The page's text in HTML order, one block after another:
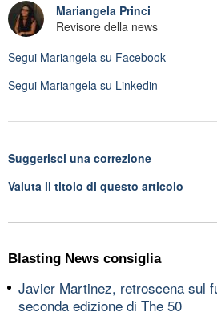
Mariangela Princi
Revisore della news
Segui Mariangela su Facebook
Segui Mariangela su Linkedin
Suggerisci una correzione
Valuta il titolo di questo articolo
Blasting News consiglia
Javier Martinez, retroscena sul
seconda edizione di The 50